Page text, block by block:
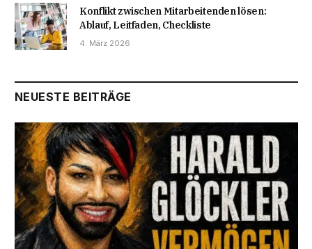
Konflikt zwischen Mitarbeitenden lösen:
Ablauf, Leitfaden, Checkliste
4. März 2026
NEUESTE BEITRÄGE